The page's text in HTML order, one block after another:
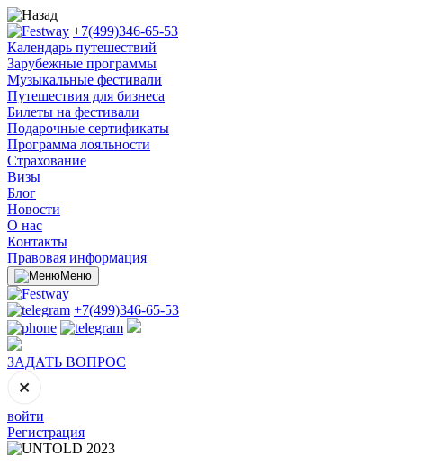
+7(499)346-65-53
Календарь путешествий
Зарубежные программы
Музыкальные фестивали
Путешествия для бизнеса
Билеты на фестивали
Подарочные сертификаты
Программа лояльности
Cтрахование
Визы
Блог
Новости
О нас
Контакты
Правовая информация
Меню
+7(499)346-65-53
ЗАДАТЬ ВОПРОС
войти
Регистрация